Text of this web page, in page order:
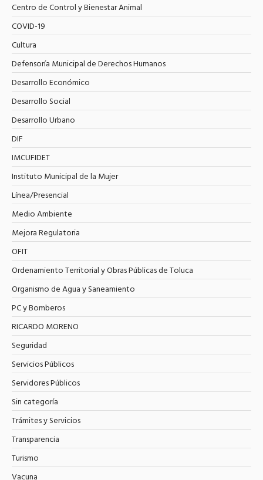
Centro de Control y Bienestar Animal
COVID-19
Cultura
Defensoría Municipal de Derechos Humanos
Desarrollo Económico
Desarrollo Social
Desarrollo Urbano
DIF
IMCUFIDET
Instituto Municipal de la Mujer
Línea/Presencial
Medio Ambiente
Mejora Regulatoria
OFIT
Ordenamiento Territorial y Obras Públicas de Toluca
Organismo de Agua y Saneamiento
PC y Bomberos
RICARDO MORENO
Seguridad
Servicios Públicos
Servidores Públicos
Sin categoría
Trámites y Servicios
Transparencia
Turismo
Vacuna